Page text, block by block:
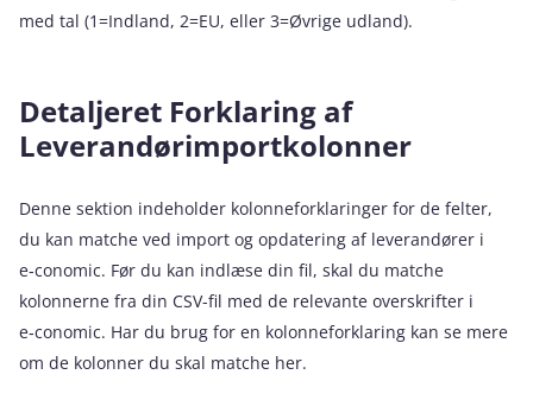
med tal (1=Indland, 2=EU, eller 3=Øvrige udland).
Detaljeret Forklaring af
Leverandørimportkolonner
Denne sektion indeholder kolonneforklaringer for de felter,
du kan matche ved import og opdatering af leverandører i
e‑conomic. Før du kan indlæse din fil, skal du matche
kolonnerne fra din CSV-fil med de relevante overskrifter i
e‑conomic. Har du brug for en kolonneforklaring kan se mere
om de kolonner du skal matche her.